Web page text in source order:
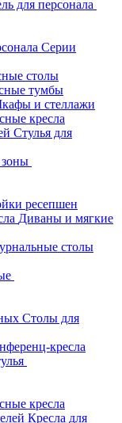
для персонала
Серии
столы
тумбы
и стеллажи
кресла
Стулья для
ресепшен
Диваны и мягкие
столы
Столы для
кресла
кресла
Кресла для